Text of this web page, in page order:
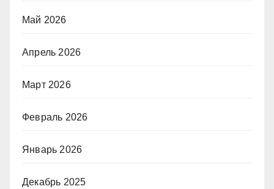
Май 2026
Апрель 2026
Март 2026
Февраль 2026
Январь 2026
Декабрь 2025